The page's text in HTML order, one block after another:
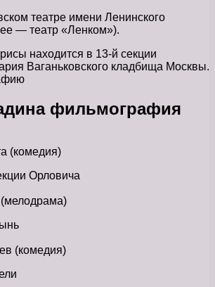
театре имени Ленинского
— театр «Ленком»).
находится в 13-й секции
Ваганьковского кладбища Москвы.
фильмография
(комедия)
Орловича
(мелодрама)
(комедия)